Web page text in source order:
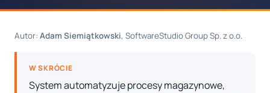
Autor: Adam Siemiątkowski, SoftwareStudio Group Sp. z o.o.
W SKRÓCIE
System automatyzuje procesy magazynowe,